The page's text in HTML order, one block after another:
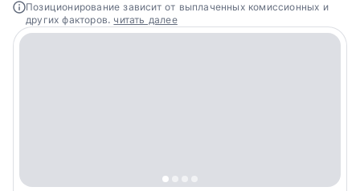
Позиционирование зависит от выплаченных комиссионных и
других факторов. читать далее